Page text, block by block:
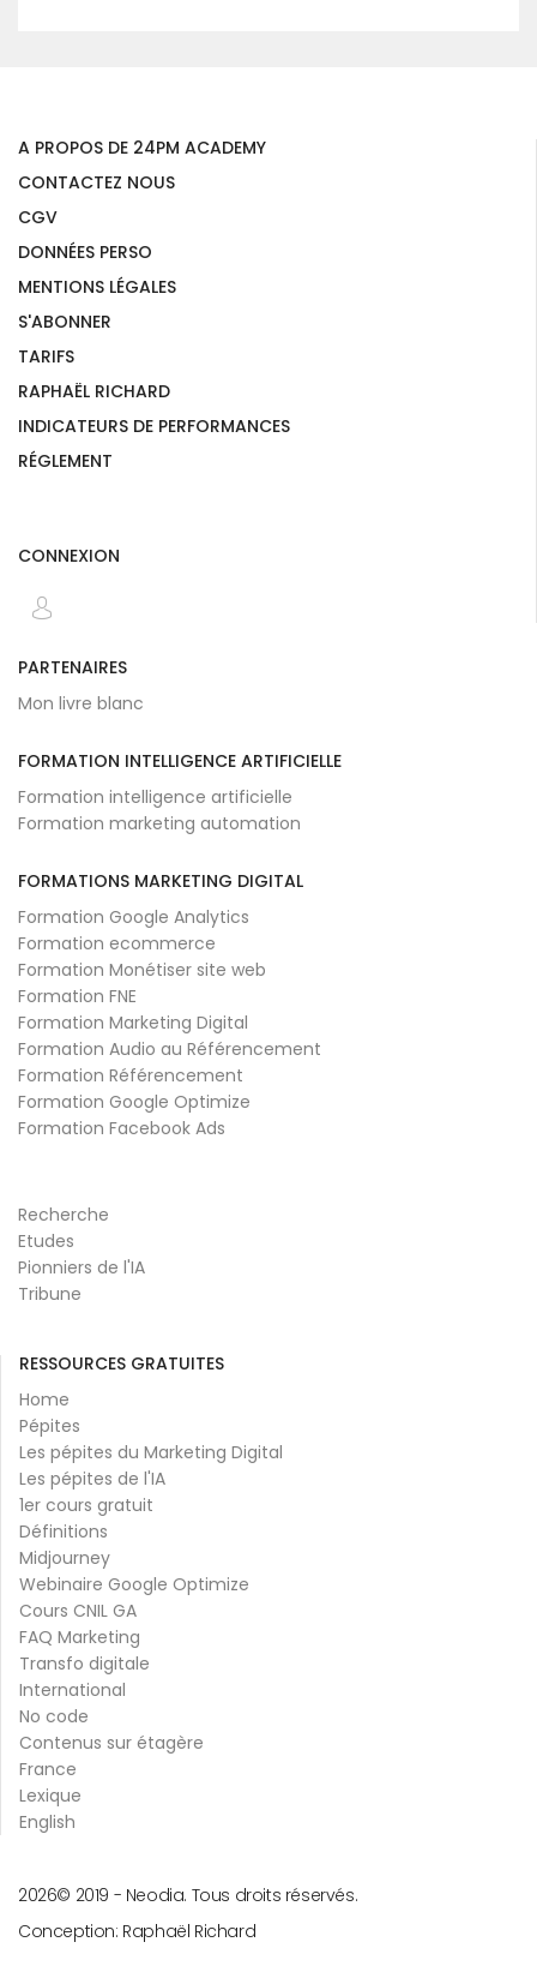
A PROPOS DE 24PM ACADEMY
CONTACTEZ NOUS
CGV
DONNÉES PERSO
MENTIONS LÉGALES
S'ABONNER
TARIFS
RAPHAËL RICHARD
INDICATEURS DE PERFORMANCES
RÉGLEMENT
CONNEXION
PARTENAIRES
Mon livre blanc
FORMATION INTELLIGENCE ARTIFICIELLE
Formation intelligence artificielle
Formation marketing automation
FORMATIONS MARKETING DIGITAL
Formation Google Analytics
Formation ecommerce
Formation Monétiser site web
Formation FNE
Formation Marketing Digital
Formation Audio au Référencement
Formation Référencement
Formation Google Optimize
Formation Facebook Ads
Recherche
Etudes
Pionniers de l'IA
Tribune
RESSOURCES GRATUITES
Home
Pépites
Les pépites du Marketing Digital
Les pépites de l'IA
1er cours gratuit
Définitions
Midjourney
Webinaire Google Optimize
Cours CNIL GA
FAQ Marketing
Transfo digitale
International
No code
Contenus sur étagère
France
Lexique
English
© 2019 -
2026
Neodia. Tous droits réservés.
Conception: Raphaël Richard